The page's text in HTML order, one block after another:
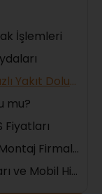
İşlemleri
Esenyurt – UTTS ile Güvenli ve Hızlı Yakıt Dolumu
mu?
Fiyatları
İstanbul – Esenyurt UTTS Yetkili Montaj Firmaları
İstanbul’da UTTS Hizmet Noktaları ve Mobil Hizmetler